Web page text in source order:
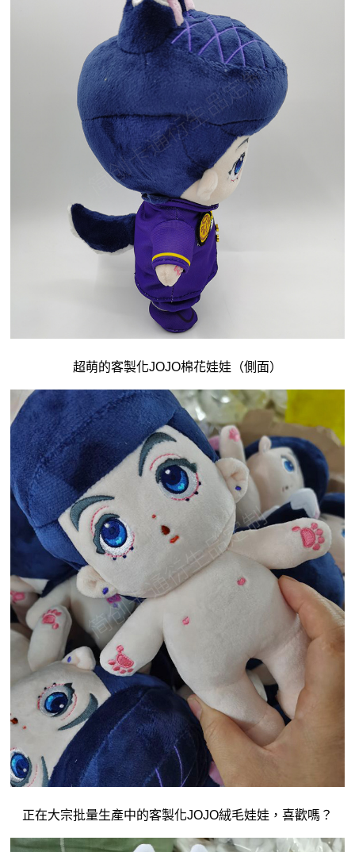
超萌的客製化JOJO棉花娃娃（側面）
正在大宗批量生產中的客製化JOJO絨毛娃娃 ，喜歡嗎？